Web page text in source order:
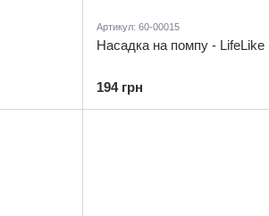
Артикул: 60-00015
Насадка на помпу - LifeLike
194 грн